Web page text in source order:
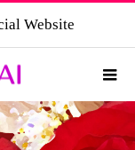
Website